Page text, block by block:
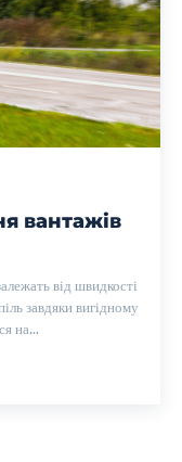
вантажів
від швидкості
завдяки вигідному
на...